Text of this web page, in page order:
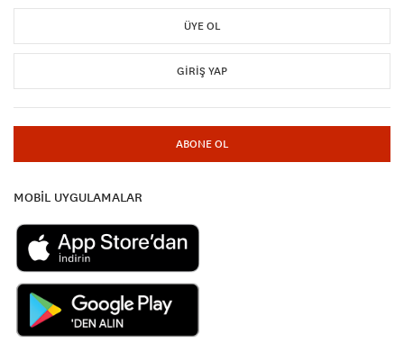
ÜYE OL
GIRIŞ YAP
ABONE OL
MOBİL UYGULAMALAR